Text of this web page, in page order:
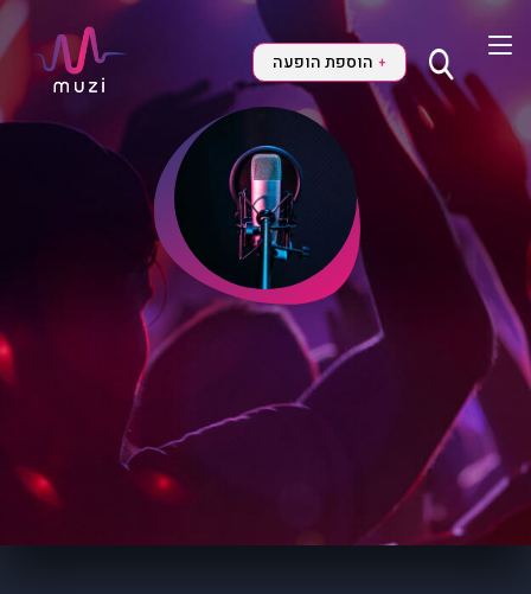
+ הוספת הופעה